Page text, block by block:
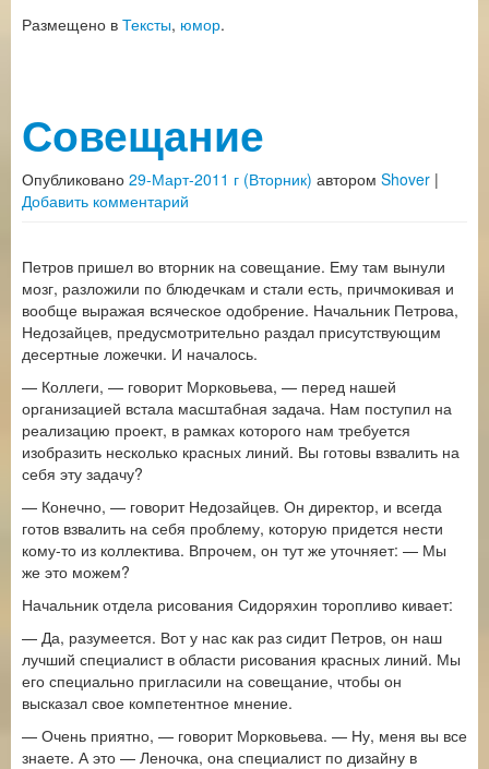
Размещено в Тексты, юмор.
Совещание
Опубликовано 29-Март-2011 г (Вторник) автором Shover |
Добавить комментарий
Петров пришел во вторник на совещание. Ему там вынули
мозг, разложили по блюдечкам и стали есть, причмокивая и
вообще выражая всяческое одобрение. Начальник Петрова,
Недозайцев, предусмотрительно раздал присутствующим
десертные ложечки. И началось.
— Коллеги, — говорит Морковьева, — перед нашей
организацией встала масштабная задача. Нам поступил на
реализацию проект, в рамках которого нам требуется
изобразить несколько красных линий. Вы готовы взвалить на
себя эту задачу?
— Конечно, — говорит Недозайцев. Он директор, и всегда
готов взвалить на себя проблему, которую придется нести
кому-то из коллектива. Впрочем, он тут же уточняет: — Мы
же это можем?
Начальник отдела рисования Сидоряхин торопливо кивает:
— Да, разумеется. Вот у нас как раз сидит Петров, он наш
лучший специалист в области рисования красных линий. Мы
его специально пригласили на совещание, чтобы он
высказал свое компетентное мнение.
— Очень приятно, — говорит Морковьева. — Ну, меня вы все
знаете. А это — Леночка, она специалист по дизайну в